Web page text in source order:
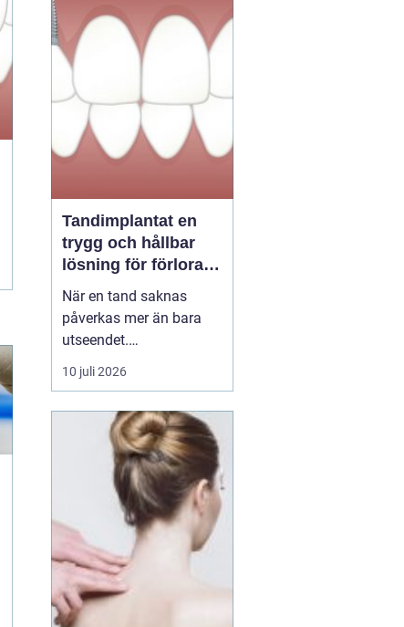
estetik, funktion och
långsiktig hållbarhet
vägs samman. När klinik
och labb sa...
Tandimplantat en
trygg och hållbar
lösning för förlorade
tänder
När en tand saknas
påverkas mer än bara
utseendet.
Tuggfunktionen
försämras, leendet
blir osäkra i sociala
sammanhang.
tandimplantathar under
de senaste åren blivit en
10 juli 2026